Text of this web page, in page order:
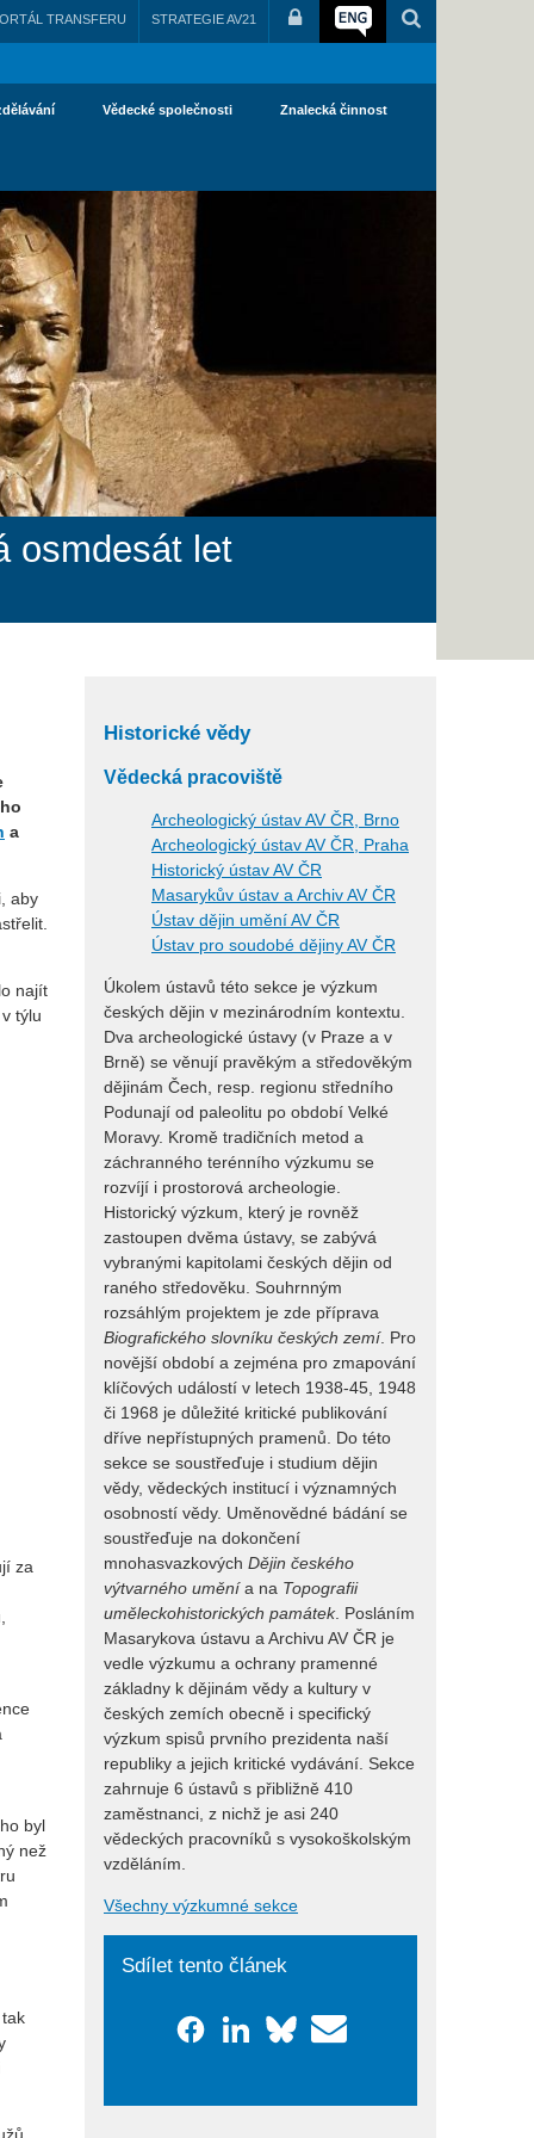
TRANSFERU STRATEGIE AV21
Vědecké společnosti Znalecká činnost
osmdesát let
a
aby
najít
týlu
za
byl
než
Historické vědy
Vědecká pracoviště
Archeologický ústav AV ČR, Brno
Archeologický ústav AV ČR, Praha
Historický ústav AV ČR
Masarykův ústav a Archiv AV ČR
Ústav dějin umění AV ČR
Ústav pro soudobé dějiny AV ČR
Úkolem ústavů této sekce je výzkum
českých dějin v mezinárodním kontextu.
Dva archeologické ústavy (v Praze a v
Brně) se věnují pravěkým a středověkým
dějinám Čech, resp. regionu středního
Podunají od paleolitu po období Velké
Moravy. Kromě tradičních metod a
záchranného terénního výzkumu se
rozvíjí i prostorová archeologie.
Historický výzkum, který je rovněž
zastoupen dvěma ústavy, se zabývá
vybranými kapitolami českých dějin od
raného středověku. Souhrnným
rozsáhlým projektem je zde příprava
Biografického slovníku českých zemí. Pro
novější období a zejména pro zmapování
klíčových událostí v letech 1938-45, 1948
či 1968 je důležité kritické publikování
dříve nepřístupných pramenů. Do této
sekce se soustřeďuje i studium dějin
vědy, vědeckých institucí i významných
osobností vědy. Uměnovědné bádání se
soustřeďuje na dokončení
mnohasvazkových Dějin českého
výtvarného uměnía na Topografii
uměleckohistorických památek. Posláním
Masarykova ústavu a Archivu AV ČR je
vedle výzkumu a ochrany pramenné
základny k dějinám vědy a kultury v
českých zemích obecně i specifický
výzkum spisů prvního prezidenta naší
republiky a jejich kritické vydávání. Sekce
zahrnuje 6 ústavů s přibližně 410
zaměstnanci, z nichž je asi 240
vědeckých pracovníků s vysokoškolským
vzděláním.
Všechny výzkumné sekce
Sdílet tento článek